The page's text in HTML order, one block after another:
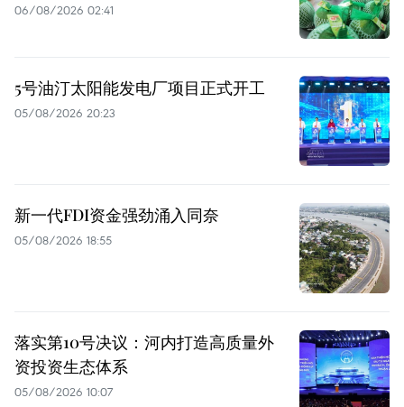
06/08/2026 02:41
5号油汀太阳能发电厂项目正式开工
05/08/2026 20:23
新一代FDI资金强劲涌入同奈
05/08/2026 18:55
落实第10号决议：河内打造高质量外
资投资生态体系
05/08/2026 10:07